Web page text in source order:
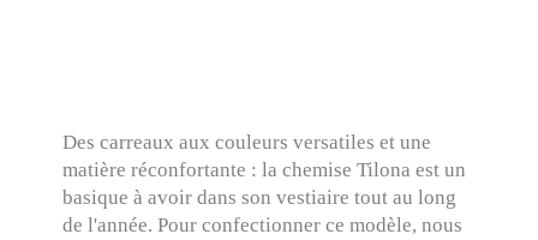
Des carreaux aux couleurs versatiles et une
matière réconfortante : la chemise Tilona est un
basique à avoir dans son vestiaire tout au long
de l'année. Pour confectionner ce modèle, nous